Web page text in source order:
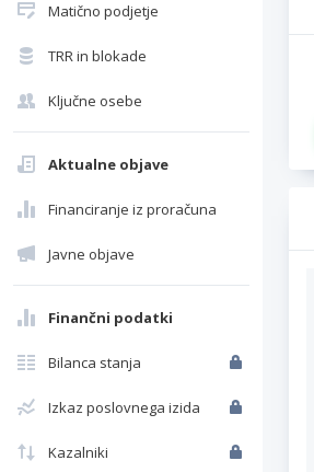
Matično podjetje
TRR in blokade
Ključne osebe
Aktualne objave
Financiranje iz proračuna
Javne objave
Finančni podatki
Bilanca stanja
Izkaz poslovnega izida
Kazalniki